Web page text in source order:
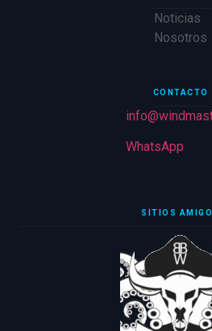
Noticias
Nosotros
CONTACTO
WhatsApp
SITIOS